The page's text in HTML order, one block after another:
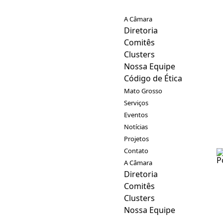
A Câmara
Diretoria
Comitês
Clusters
Nossa Equipe
Código de Ética
Mato Grosso
Serviços
Eventos
Notícias
Projetos
Contato
A Câmara
Diretoria
Comitês
Clusters
Nossa Equipe